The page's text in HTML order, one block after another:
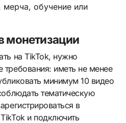
обучение или
монетизации
на TikTok, нужно
требования: иметь не менее
минимум 10 видео
тематическую
в
и подключить